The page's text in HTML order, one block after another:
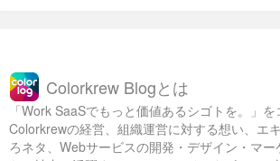
Colorkrew Blogとは
「Work SaaSでもっと価値あるシゴトを。」を
Colorkrewの経営、組織運営に対する想い、エ
ろネタ、Webサービスの開発・デザイン・マ